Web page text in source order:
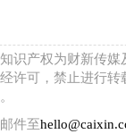
识产权为财新传媒
许可，禁止进行转
件至